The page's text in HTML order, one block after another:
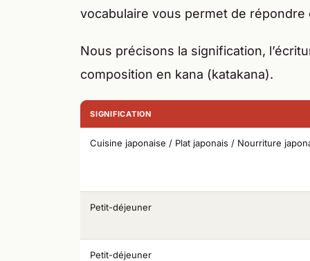
vocabulaire vous permet de répondre
Nous précisons la signification,
composition en kana (katakana).
SIGNIFICATION
Cuisine japonaise / Plat japonais / Nourriture
Petit-déjeuner
Petit-déjeuner